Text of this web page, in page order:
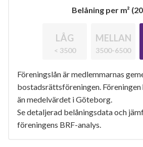
Belåning per m²
LÅG
< 3500
MELLAN
3500-6500
Föreningslån är medlemmarnas
bostadsrättsföreningen. Föreningen
än medelvärdet i Göteborg.
Se detaljerad belåningsdata och
föreningens BRF-analys.